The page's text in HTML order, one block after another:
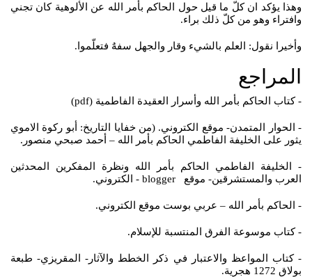
وهذا يؤكد ان كلّ ما قيل حول الحاكم بأمر الله عن الألوهية كان تجني
وافتراء وهو من كلّ ذلك براء.
وأخيرا نقول: العلم بالشيء وقار والجهل سفهٌ فتعلّموا.
المراجع
- كتاب الحاكم بأمر الله وأسرار العقيدة الفاطمية (pdf)
- الحوار المتمدن- موقع الكتروني. (من خفايا التاريخ: أبو ركوة الاموي
يثور على الخليفة الفاطمي الحاكم بأمر الله – أحمد صبحي منصور.
- الخليفة الفاطمي الحاكم بأمر الله ونظرة المفكرين المحدثين
العرب والمستشرقين- موقع blogger - الكتروني.
- الحاكم بأمر الله – عربي بوست موقع الكتروني.
- كتاب موسوعة الفرق المنتسبة للإسلام.
- كتاب المواعظ والاعتبار في ذكر الخطط والآثار- المقريزي- طبعة
بولاق 1272 هجرية.